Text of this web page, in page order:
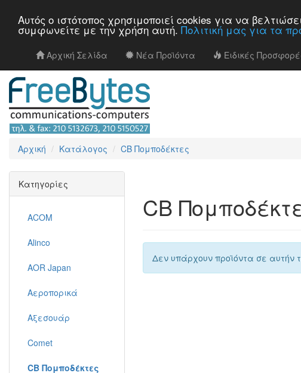
Αυτός ο ιστότοπος χρησιμοποιεί cookies για να
συμφωνείτε με την χρήση αυτή. Πολιτική μας για τα
Αρχική Σελίδα Νέα Προϊόντα Ειδικές
Αρχική Κατάλογος CB Πομποδέκτες
CB
Δεν υπάρχουν προϊόντα σε αυτήν
Κατηγορίες
ACOM
Alinco
AOR Japan
Αεροπορικά
Αξεσουάρ
Comet
CB Πομποδέκτες